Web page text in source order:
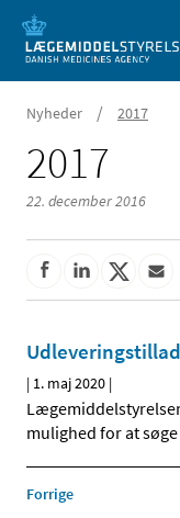
Nyheder / 2017
2017
22. december 2016
| 1. maj 2020 |
mulighed for at
Forrige